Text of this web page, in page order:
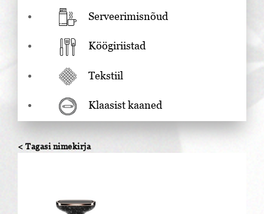
Serveerimisnõud
Köögiriistad
Tekstiil
Klaasist kaaned
< Tagasi nimekirja